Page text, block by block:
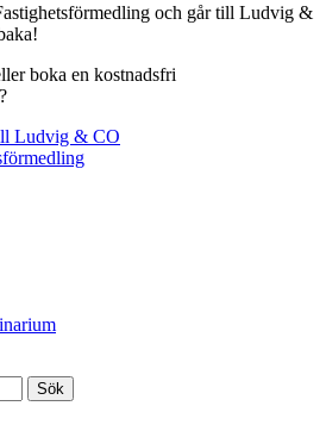
och går till Ludvig &
boka en kostnadsfri
Ludvig & CO
Sök